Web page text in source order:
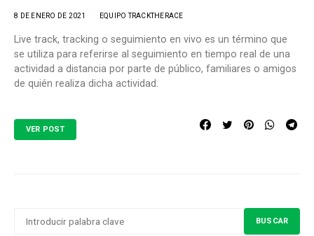
8 DE ENERO DE 2021 EQUIPO TRACKTHERACE
Live track, tracking o seguimiento en vivo es un término que
se utiliza para referirse al seguimiento en tiempo real de una
actividad a distancia por parte de público, familiares o amigos
de quién realiza dicha actividad.
VER POST
BUSCAR